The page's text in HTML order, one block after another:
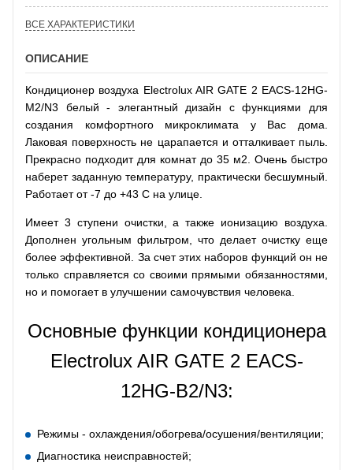
ВСЕ ХАРАКТЕРИСТИКИ
ОПИСАНИЕ
Кондиционер воздуха Electrolux AIR GATE 2 EACS-12HG-
M2/N3 белый - элегантный дизайн с функциями для
создания комфортного микроклимата у Вас дома.
Лаковая поверхность не царапается и отталкивает пыль.
Прекрасно подходит для комнат до 35 м2. Очень быстро
наберет заданную температуру, практически бесшумный.
Работает от -7 до +43 С на улице.
Имеет 3 ступени очистки, а также ионизацию воздуха.
Дополнен угольным фильтром, что делает очистку еще
более эффективной. За счет этих наборов функций он не
только справляется со своими прямыми обязанностями,
но и помогает в улучшении самочувствия человека.
Основные функции кондиционера
Electrolux AIR GATE 2 EACS-
12HG-В2/N3:
Режимы - охлаждения/обогрева/осушения/вентиляции;
Диагностика неисправностей;